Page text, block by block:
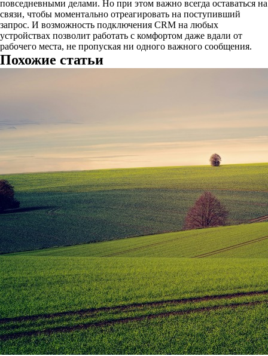
повседневными делами. Но при этом важно всегда оставаться на
связи, чтобы моментально отреагировать на поступивший
запрос. И возможность подключения CRM на любых
устройствах позволит работать с комфортом даже вдали от
рабочего места, не пропуская ни одного важного сообщения.
Похожие статьи